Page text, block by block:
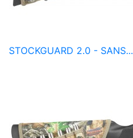
STOCKGUARD 2.0 - SANS...